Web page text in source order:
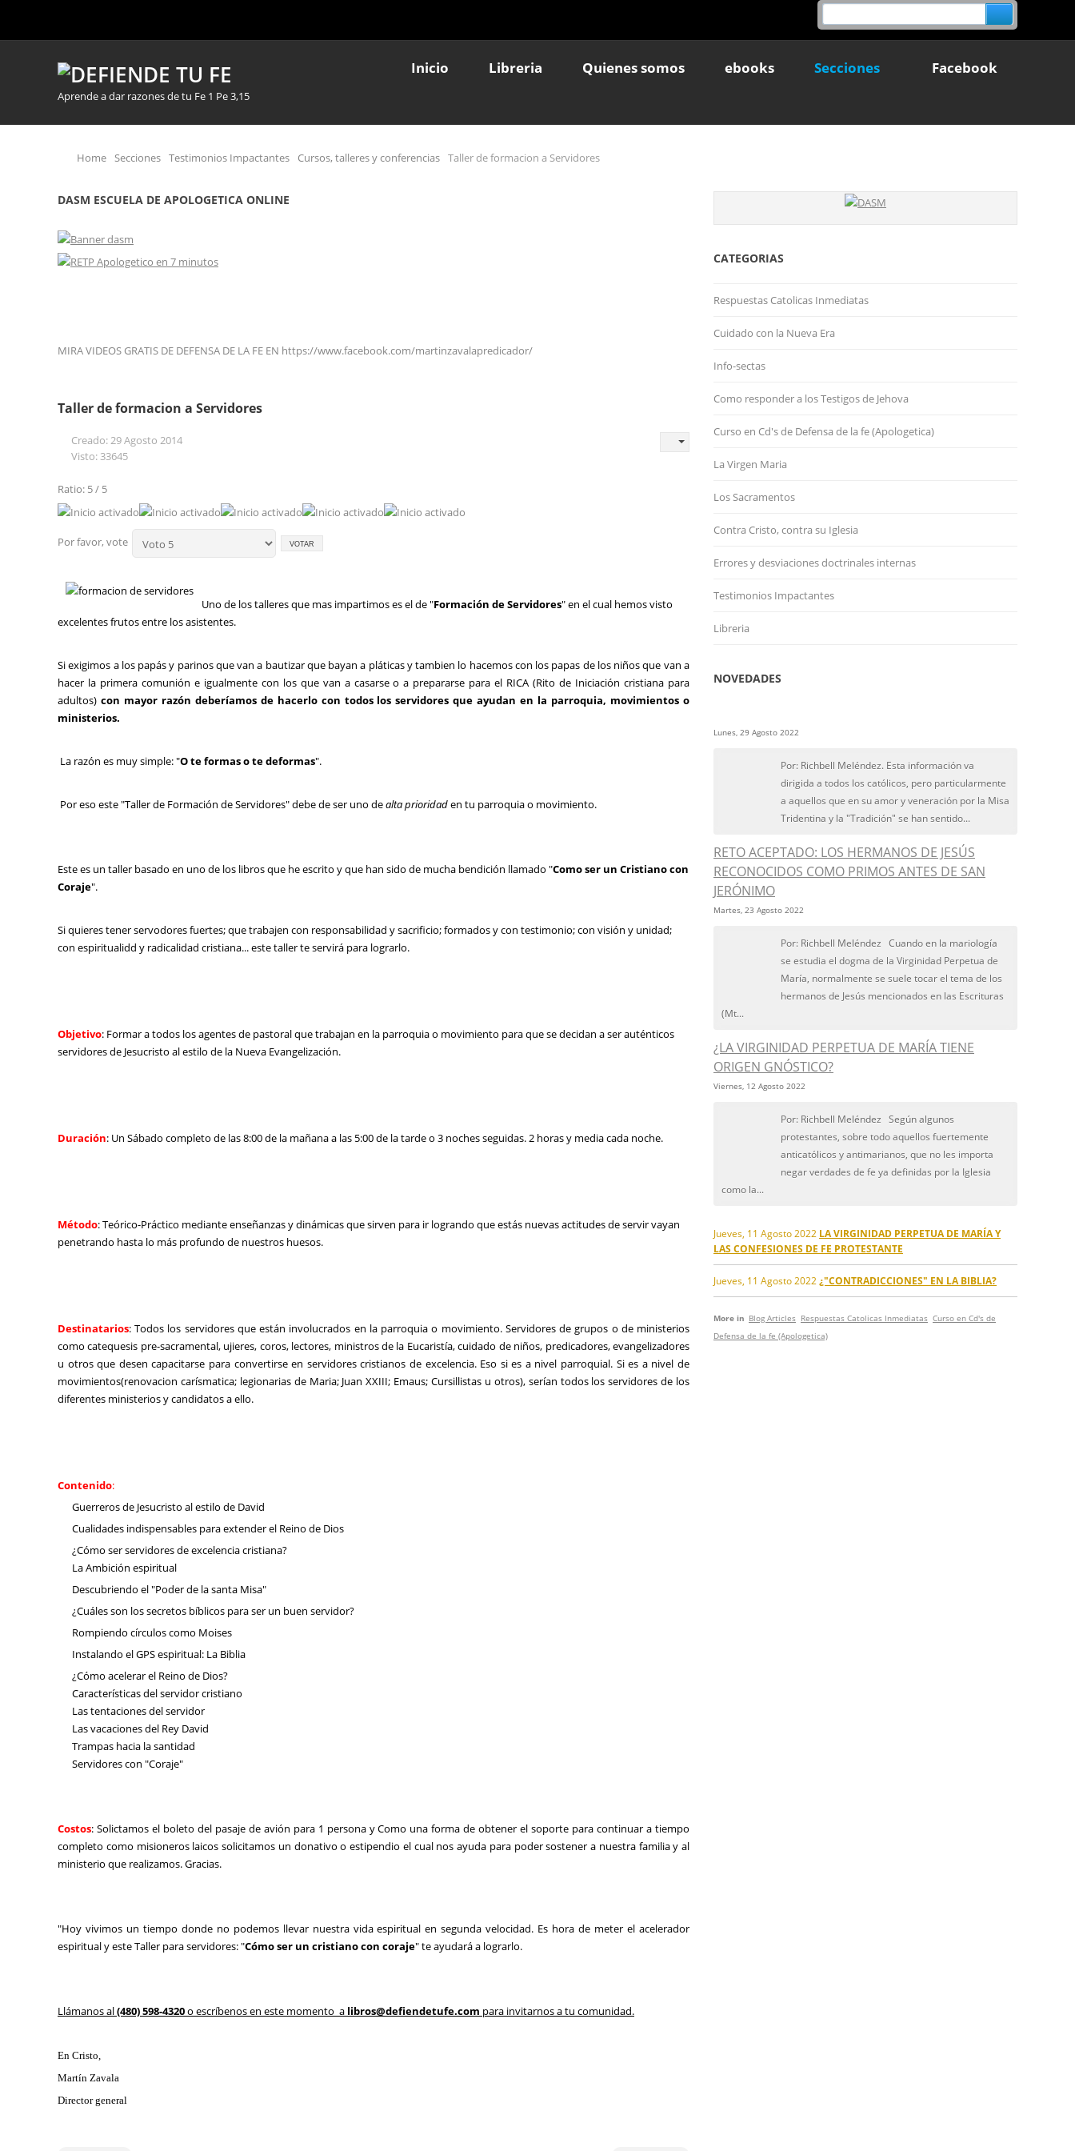
Aprende a dar razones de tu Fe 1 Pe 3,15
Inicio Libreria Quienes somos ebooks Secciones Facebook
Home Secciones Testimonios Impactantes Cursos, talleres y conferencias Taller de formacion a Servidores
DASM ESCUELA DE APOLOGETICA ONLINE
MIRA VIDEOS GRATIS DE DEFENSA DE LA FE EN https://www.facebook.com/martinzavalapredicador/
Taller de formacion a Servidores
Creado: 29 Agosto 2014
Visto: 33645
Ratio: 5 / 5
Por favor, vote
Uno de los talleres que mas impartimos es el de "Formación de Servidores" en el cual hemos visto
excelentes frutos entre los asistentes.
Si exigimos a los papás y parinos que van a bautizar que bayan a pláticas y tambien lo hacemos con los papas de los niños que van a
hacer la primera comunión e igualmente con los que van a casarse o a prepararse para el RICA (Rito de Iniciación cristiana para
adultos) con mayor razón deberíamos de hacerlo con todos los servidores que ayudan en la parroquia, movimientos o
ministerios.
La razón es muy simple: "O te formas o te deformas".
Por eso este "Taller de Formación de Servidores" debe de ser uno dealta prioridaden tu parroquia o movimiento.
Este es un taller basado en uno de los libros que he escrito y que han sido de mucha bendición llamado "Como ser un Cristiano con
Coraje".
Si quieres tener servodores fuertes; que trabajen con responsabilidad y sacrificio; formados y con testimonio; con visión y unidad;
con espiritualidd y radicalidad cristiana... este taller te servirá para lograrlo.
Objetivo: Formar a todos los agentes de pastoral que trabajan en la parroquia o movimiento para que se decidan a ser auténticos
servidores de Jesucristo al estilo de la Nueva Evangelización.
Duración: Un Sábado completo de las 8:00 de la mañana a las 5:00 de la tarde o 3 noches seguidas. 2 horas y media cada noche.
Método: Teórico-Práctico mediante enseñanzas y dinámicas que sirven para ir logrando que estás nuevas actitudes de servir vayan
penetrando hasta lo más profundo de nuestros huesos.
Destinatarios: Todos los servidores que están involucrados en la parroquia o movimiento. Servidores de grupos o de ministerios
como catequesis pre-sacramental, ujieres, coros, lectores, ministros de la Eucaristía, cuidado de niños, predicadores, evangelizadores
u otros que desen capacitarse para convertirse en servidores cristianos de excelencia. Eso si es a nivel parroquial. Si es a nivel de
movimientos(renovacion carísmatica; legionarias de Maria; Juan XXIII; Emaus; Cursillistas u otros), serían todos los servidores de los
diferentes ministerios y candidatos a ello.
Contenido:
Guerreros de Jesucristo al estilo de David
Cualidades indispensables para extender el Reino de Dios
¿Cómo ser servidores de excelencia cristiana?
La Ambición espiritual
Descubriendo el "Poder de la santa Misa"
¿Cuáles son los secretos bíblicos para ser un buen servidor?
Rompiendo círculos como Moises
Instalando el GPS espiritual: La Biblia
¿Cómo acelerar el Reino de Dios?
Características del servidor cristiano
Las tentaciones del servidor
Las vacaciones del Rey David
Trampas hacia la santidad
Servidores con "Coraje"
Costos: Solictamos el boleto del pasaje de avión para 1 persona y Como una forma de obtener el soporte para continuar a tiempo
completo como misioneros laicos solicitamos un donativoo estipendio el cual nos ayuda para poder sostener a nuestra familia y al
ministerio que realizamos. Gracias.
"Hoy vivimos un tiempo donde no podemos llevar nuestra vida espiritual en segunda velocidad. Es hora de meter el acelerador
espiritual y este Taller para servidores: "Cómo ser un cristiano con coraje" te ayudará a lograrlo.
Llámanos al(480) 598-4320o escríbenos en este momento a libros@defiendetufe.com para invitarnos a tu comunidad.
En Cristo,
Martín Zavala
Director general
CATEGORIAS
Respuestas Catolicas Inmediatas
Cuidado con la Nueva Era
Info-sectas
Como responder a los Testigos de Jehova
Curso en Cd's de Defensa de la fe (Apologetica)
La Virgen Maria
Los Sacramentos
Contra Cristo, contra su Iglesia
Errores y desviaciones doctrinales internas
Testimonios Impactantes
Libreria
NOVEDADES
Lunes, 29 Agosto 2022
Por: Richbell Meléndez. Esta información va
dirigida a todos los católicos, pero particularmente
a aquellos que en su amor y veneración por la Misa
Tridentina y la "Tradición" se han sentido...
RETO ACEPTADO: LOS HERMANOS DE JESÚS
RECONOCIDOS COMO PRIMOS ANTES DE SAN
JERÓNIMO
Martes, 23 Agosto 2022
Por: Richbell Meléndez Cuando en la mariología
se estudia el dogma de la Virginidad Perpetua de
María, normalmente se suele tocar el tema de los
hermanos de Jesús mencionados en las Escrituras
(Mt...
¿LA VIRGINIDAD PERPETUA DE MARÍA TIENE
ORIGEN GNÓSTICO?
Viernes, 12 Agosto 2022
Por: Richbell Meléndez Según algunos
protestantes, sobre todo aquellos fuertemente
anticatólicos y antimarianos, que no les importa
negar verdades de fe ya definidas por la Iglesia
como la...
Jueves, 11 Agosto 2022 LA VIRGINIDAD PERPETUA DE MARÍA Y
LAS CONFESIONES DE FE PROTESTANTE
Jueves, 11 Agosto 2022 ¿"CONTRADICCIONES" EN LA BIBLIA?
More in Blog Articles Respuestas Catolicas Inmediatas Curso en Cd's de
Defensa de la fe (Apologetica)